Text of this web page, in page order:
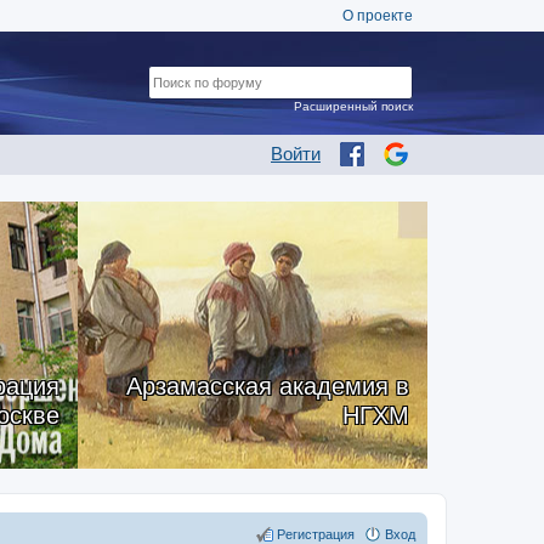
О проекте
Войти
Расширенный поиск
Арзамасская академия в
НГХМ
Вход
Регистрация